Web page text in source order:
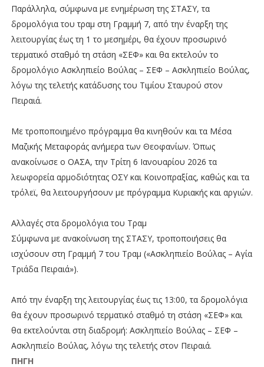
Παράλληλα, σύμφωνα με ενημέρωση της ΣΤΑΣΥ, τα
δρομολόγια του τραμ στη Γραμμή 7, από την έναρξη της
λειτουργίας έως τη 1 το μεσημέρι, θα έχουν προσωρινό
τερματικό σταθμό τη στάση «ΣΕΦ» και θα εκτελούν το
δρομολόγιο Ασκληπιείο Βούλας – ΣΕΦ – Ασκληπιείο Βούλας,
λόγω της τελετής κατάδυσης του Τιμίου Σταυρού στον
Πειραιά.
Με τροποποιημένο πρόγραμμα θα κινηθούν και τα Μέσα
Μαζικής Μεταφοράς ανήμερα των Θεοφανίων. Όπως
ανακοίνωσε ο ΟΑΣΑ, την Τρίτη 6 Ιανουαρίου 2026 τα
λεωφορεία αρμοδιότητας ΟΣΥ και Κοινοπραξίας, καθώς και τα
τρόλεϊ, θα λειτουργήσουν με πρόγραμμα Κυριακής και αργιών.
Αλλαγές στα δρομολόγια του Τραμ
Σύμφωνα με ανακοίνωση της ΣΤΑΣΥ, τροποποιήσεις θα
ισχύσουν στη Γραμμή 7 του Τραμ («Ασκληπιείο Βούλας – Αγία
Τριάδα Πειραιά»).
Από την έναρξη της λειτουργίας έως τις 13:00, τα δρομολόγια
θα έχουν προσωρινό τερματικό σταθμό τη στάση «ΣΕΦ» και
θα εκτελούνται στη διαδρομή: Ασκληπιείο Βούλας – ΣΕΦ –
Ασκληπιείο Βούλας, λόγω της τελετής στον Πειραιά.
ΠΗΓΗ